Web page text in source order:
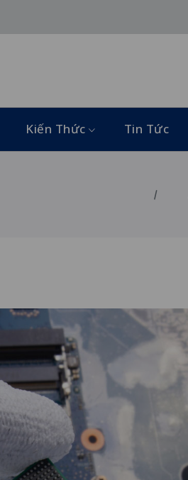
Kiến Thức Tin Tức